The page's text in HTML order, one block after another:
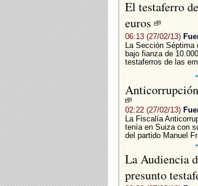
El testaferro
euros
06:13 (27/02/13)
La Sección
bajo fianza de
testaferros de las
02:22 (27/02/13)
La Fiscalía
tenía en Suiza con
del partido Manuel
La Audiencia
presunto